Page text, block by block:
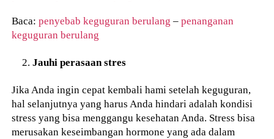
Baca:penyebab keguguran berulang –penanganan
keguguran berulang
Jauhi perasaan stres
Jika Anda ingin cepat kembali hami setelah keguguran,
hal selanjutnya yang harus Anda hindari adalah kondisi
stress yang bisa menggangu kesehatan Anda. Stress bisa
merusakan keseimbangan hormone yang ada dalam